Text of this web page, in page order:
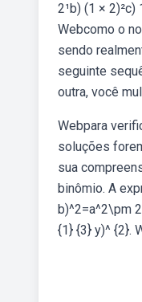
2¹b) (1 ×
Webcomo o
sendo
seguinte
outra, você
Webpara
soluções
sua
binômio. A
b)^2=a^2\pm
{1} {3} y)^ {2}.